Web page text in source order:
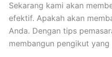
Sekarang kami akan
efektif. Apakah akan
Anda. Dengan tips
membangun pengikut